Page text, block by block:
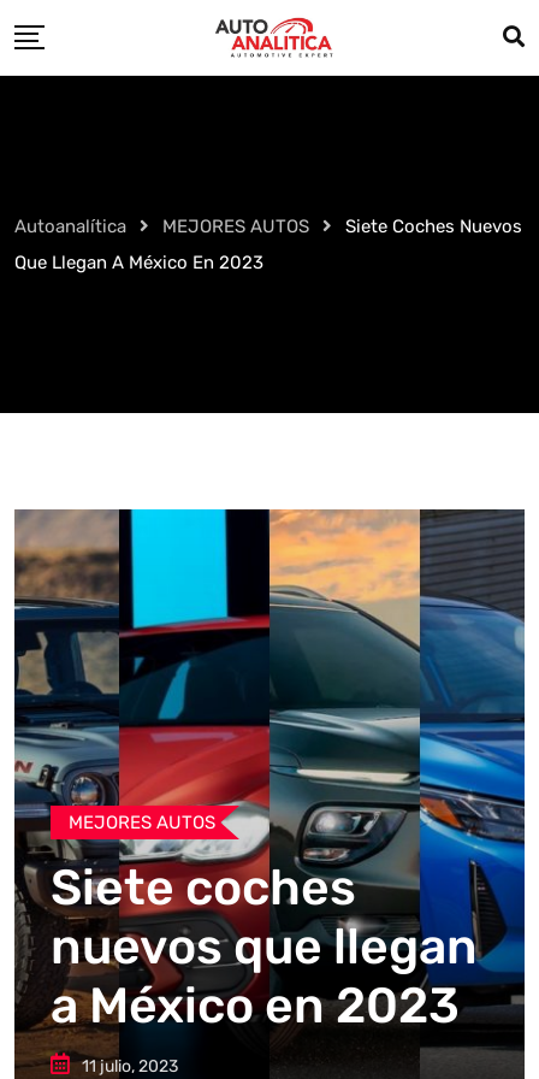
to
Autoanalítica MEJORES AUTOS
Siete Coches Nuevos
Que Llegan A México En 2023
MEJORES AUTOS
Siete coches
nuevos que llegan
a México en 2023
11 julio, 2023